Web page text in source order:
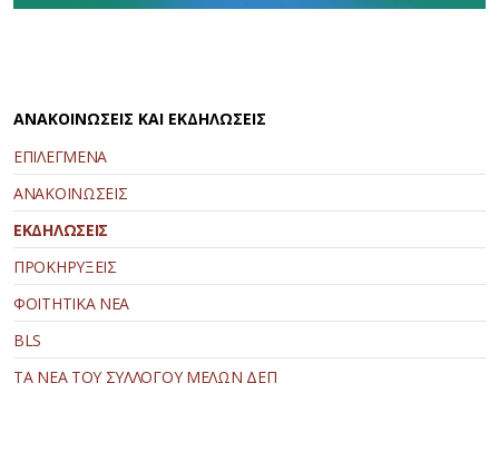
ΑΝΑΚΟΙΝΩΣΕΙΣ ΚΑΙ ΕΚΔΗΛΩΣΕΙΣ
ΕΠΙΛΕΓΜΕΝΑ
ΑΝΑΚΟΙΝΩΣΕΙΣ
ΕΚΔΗΛΩΣΕΙΣ
ΠΡΟΚΗΡΥΞΕΙΣ
ΦΟΙΤΗΤΙΚΑ ΝΕΑ
BLS
ΤΑ ΝΕΑ ΤΟΥ ΣΥΛΛΟΓΟΥ ΜΕΛΩΝ ΔΕΠ